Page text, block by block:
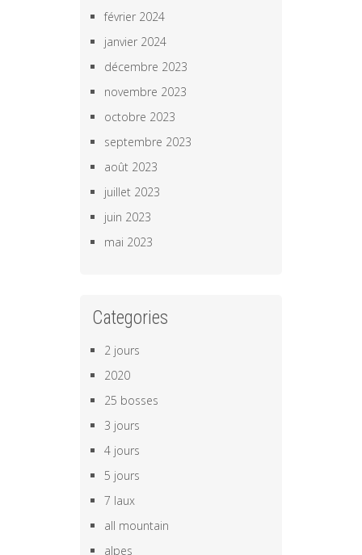
février 2024
janvier 2024
décembre 2023
novembre 2023
octobre 2023
septembre 2023
août 2023
juillet 2023
juin 2023
mai 2023
Categories
2 jours
2020
25 bosses
3 jours
4 jours
5 jours
7 laux
all mountain
alpes